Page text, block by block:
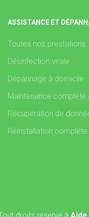
ASSISTANCE ET
Toutes nos prestations
Désinfection virale
Dépannage à domicile
Maintenance complète
Récupération de
Réinstallation complète